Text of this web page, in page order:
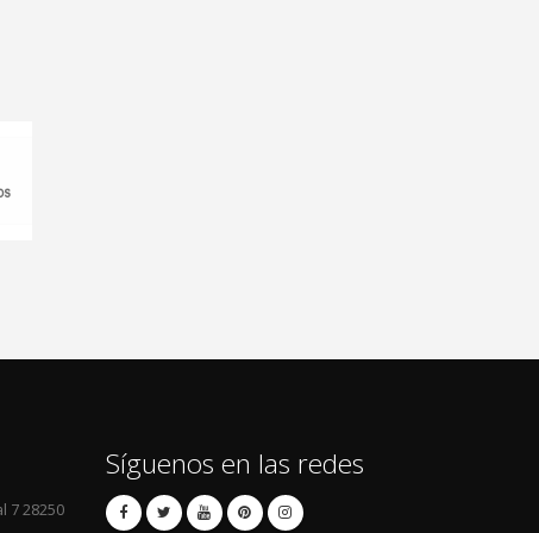
7 28250
Síguenos en las redes